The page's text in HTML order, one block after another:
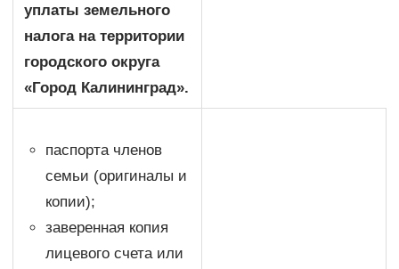
уплаты земельного
налога на территории
городского округа
«Город Калининград».
паспорта членов
семьи (оригиналы и
копии);
заверенная копия
лицевого счета или